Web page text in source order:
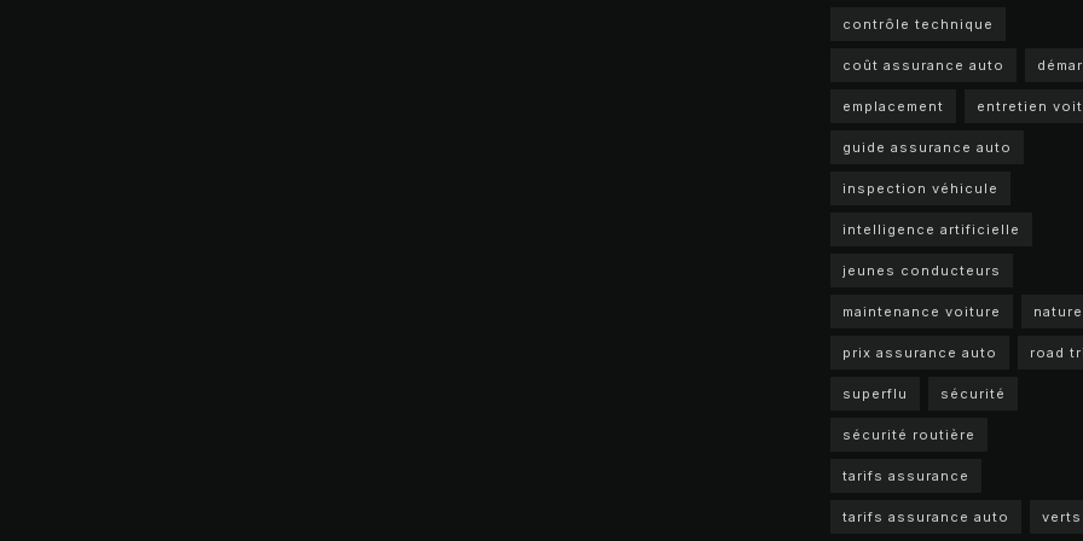
contrôle technique
coût assurance auto
emplacement entretien
guide assurance auto
inspection véhicule
intelligence artificielle
jeunes conducteurs
maintenance voiture nature
prix assurance auto road
superflu sécurité
sécurité routière
tarifs assurance
tarifs assurance auto verts